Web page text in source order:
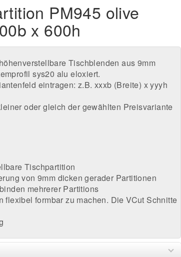
PM945 olive
x 600h
Tischblenden aus 9mm
sys20 alu eloxiert.
eintragen: z.B. xxxb (Breite) x yyyh
oder gleich der gewählten Preisvariante
Tischpartition
von 9mm dicken gerader Partitionen
mehrerer Partitions
flexibel formbar zu machen. Die VCut Schnitte